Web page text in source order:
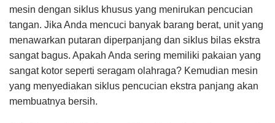
mesin dengan siklus khusus yang menirukan pencucian
tangan. Jika Anda mencuci banyak barang berat, unit yang
menawarkan putaran diperpanjang dan siklus bilas ekstra
sangat bagus. Apakah Anda sering memiliki pakaian yang
sangat kotor seperti seragam olahraga? Kemudian mesin
yang menyediakan siklus pencucian ekstra panjang akan
membuatnya bersih.